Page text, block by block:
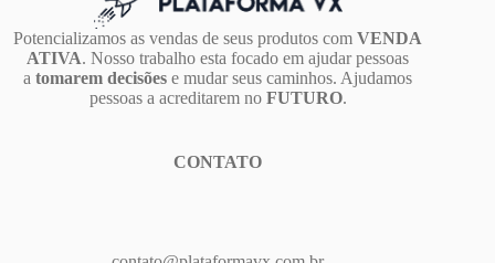
Potencializamos as vendas de seus produtos comVENDA
ATIVA. Nosso trabalho esta focado em ajudar pessoas
atomarem decisões e mudar seus caminhos. Ajudamos
pessoas a acreditarem no FUTURO.
CONTATO